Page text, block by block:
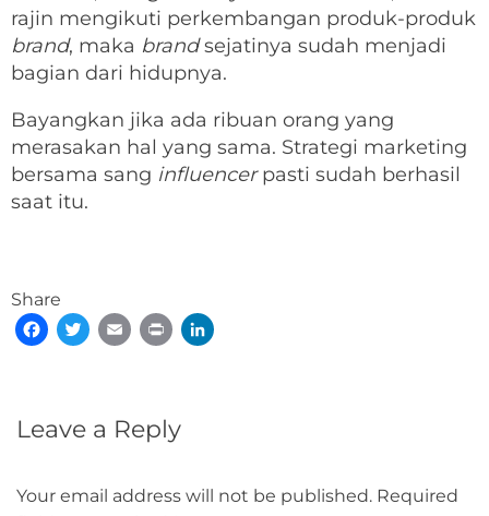
rajin mengikuti perkembangan produk-produk
brand, maka brandsejatinya sudah menjadi
bagian dari hidupnya.
Bayangkan jika ada ribuan orang yang
merasakan hal yang sama. Strategi marketing
bersama sang influencerpasti sudah berhasil
saat itu.
Share
Facebook
TwitterEmail Print
Leave a Reply
Your email address will not be published. Required